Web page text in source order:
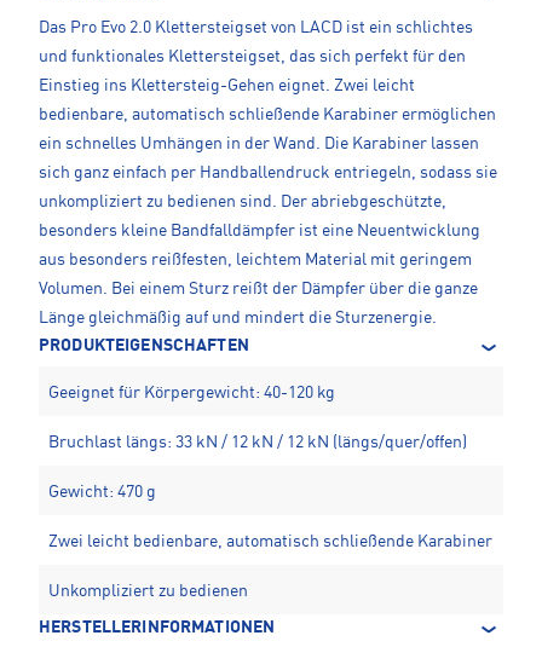
Das Pro Evo 2.0 Klettersteigset von LACD ist ein schlichtes
und funktionales Klettersteigset, das sich perfekt für den
Einstieg ins Klettersteig-Gehen eignet. Zwei leicht
bedienbare, automatisch schließende Karabiner ermöglichen
ein schnelles Umhängen in der Wand. Die Karabiner lassen
sich ganz einfach per Handballendruck entriegeln, sodass sie
unkompliziert zu bedienen sind. Der abriebgeschützte,
besonders kleine Bandfalldämpfer ist eine Neuentwicklung
aus besonders reißfesten, leichtem Material mit geringem
Volumen. Bei einem Sturz reißt der Dämpfer über die ganze
Länge gleichmäßig auf und mindert die Sturzenergie.
PRODUKTEIGENSCHAFTEN
Geeignet für Körpergewicht: 40-120 kg
Bruchlast längs: 33 kN / 12 kN / 12 kN (längs/quer/offen)
Gewicht: 470 g
Zwei leicht bedienbare, automatisch schließende Karabiner
Unkompliziert zu bedienen
HERSTELLERINFORMATIONEN